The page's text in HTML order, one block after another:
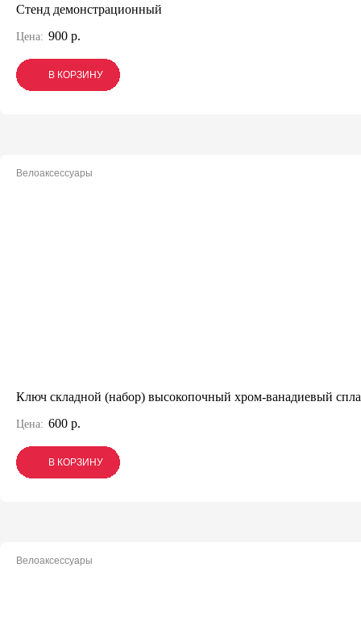
Стенд демонстрационный
Цена: 900 р.
В КОРЗИНУ
В КОРЗИНУ
В КОРЗИНУ
Велоаксессуары
Ключ складной (набор) высокопочный хром-ванадиевый
Цена: 600 р.
В КОРЗИНУ
В КОРЗИНУ
В КОРЗИНУ
Велоаксессуары